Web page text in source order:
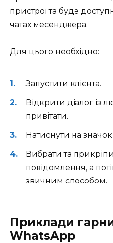
пристрої та буде
чатах месенджера.
Для цього необхідно:
Запустити клієнта.
Відкрити діалог із
привітати.
Натиснути на значок
Вибрати та
повідомлення, а
звичним способом.
Приклади
WhatsApp